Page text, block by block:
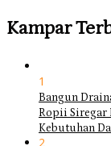
Kampar
1
Bangun
Ropii
Kebutuhan
2